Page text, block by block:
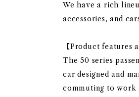
We have a rich
accessories, and
【Product features
The 50 series
car designed and
commuting to